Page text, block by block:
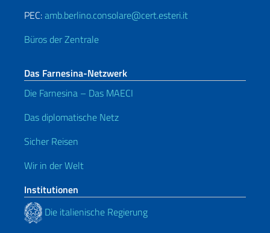
PEC:amb.berlino.consolare@cert.esteri.it
Büros der Zentrale
Das Farnesina-Netzwerk
Die Farnesina – Das MAECI
Das diplomatische Netz
Sicher Reisen
Wir in der Welt
Institutionen
Die italienische Regierung